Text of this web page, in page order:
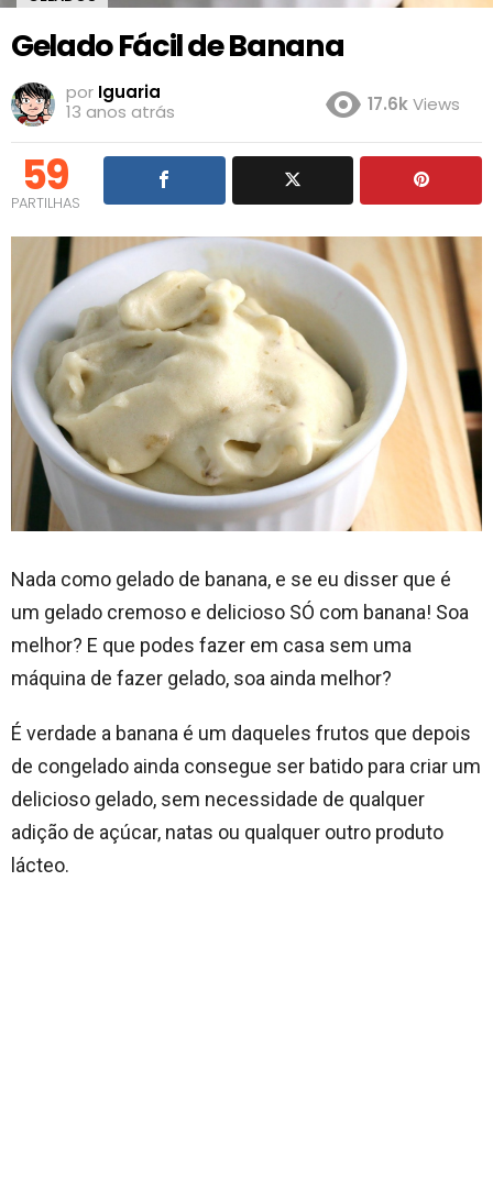
Gelado Fácil de Banana
por Iguaria
13 anos atrás
17.6kViews
59
PARTILHAS
Nada como gelado de banana, e se eu disser que é
um gelado cremoso e delicioso SÓ com banana! Soa
melhor? E que podes fazer em casa sem uma
máquina de fazer gelado, soa ainda melhor?
É verdade a banana é um daqueles frutos que depois
de congelado ainda consegue ser batido para criar um
delicioso gelado, sem necessidade de qualquer
adição de açúcar, natas ou qualquer outro produto
lácteo.